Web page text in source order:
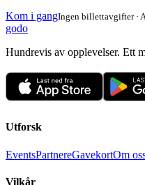
Kom i gangIngen billettavgifter ·
godo
Hundrevis av opplevelser. Ett
Utforsk
EventsPartnereGavekortOm
Vilkår